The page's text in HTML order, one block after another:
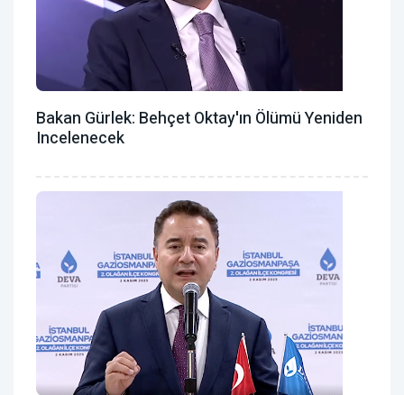
Bakan Gürlek: Behçet Oktay'ın Ölümü Yeniden
Incelenecek